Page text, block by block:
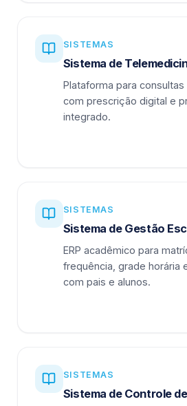
SISTEMAS
Sistema de
Plataforma para
com prescrição digital e
integrado.
SISTEMAS
Sistema de Gestão
ERP acadêmico para
frequência, grade horária
com pais e alunos.
SISTEMAS
Sistema de Controle